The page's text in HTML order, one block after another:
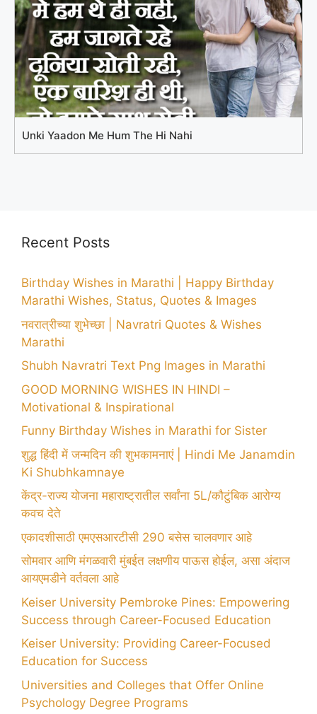
Unki Yaadon Me Hum The Hi Nahi
Recent Posts
Birthday Wishes in Marathi | Happy Birthday
Marathi Wishes, Status, Quotes & Images
नवरात्रीच्या शुभेच्छा | Navratri Quotes & Wishes
Marathi
Shubh Navratri Text Png Images in Marathi
GOOD MORNING WISHES IN HINDI –
Motivational & Inspirational
Funny Birthday Wishes in Marathi for Sister
शुद्ध हिंदी में जन्मदिन की शुभकामनाएं | Hindi Me Janamdin
Ki Shubhkamnaye
केंद्र-राज्य योजना महाराष्ट्रातील सर्वांना 5L/कौटुंबिक आरोग्य
कवच देते
एकादशीसाठी एमएसआरटीसी 290 बसेस चालवणार आहे
सोमवार आणि मंगळवारी मुंबईत लक्षणीय पाऊस होईल, असा अंदाज
आयएमडीने वर्तवला आहे
Keiser University Pembroke Pines: Empowering
Success through Career-Focused Education
Keiser University: Providing Career-Focused
Education for Success
Universities and Colleges that Offer Online
Psychology Degree Programs